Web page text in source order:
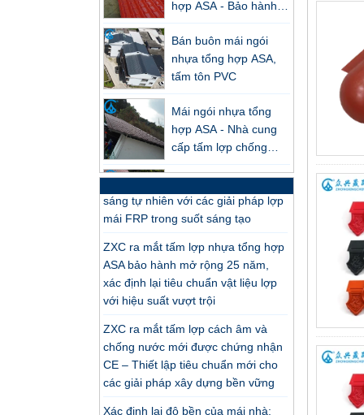
25 năm, được chứng
Bán buôn mái ngói
nhựa tổng hợp ASA,
tấm tôn PVC
Mái ngói nhựa tổng
hợp ASA - Nhà cung
cấp tấm lợp chống
cháy ZXC Phật Sơn
Nhà máy lợp ngói
ASA chuyên nghiệp
Nhà máy sản xuất ngói
nhựa tổng hợp ASA
PVC chuyên nghiệp
Nhà sản xuất Ngói
nhựa PVC ASA tùy
chỉnh tại Trung Quốc
Nhà sản xuất ngói
nhựa tổng hợp ASA
mòn và tuổi thọ cao – Dẫn đầu xu
hướng mới trong công trình xanh
ZXC ra mắt hệ thống máng xối PVC
hiệu suất cao – Giải pháp chống ăn
mòn, bền lâu và tiết kiệm chi phí
cho nhu cầu thoát nước hiện đại
ZXC ra mắt ngói lợp PVC hiệu suất
cao cho công trình xanh toàn cầu
sáng tự nhiên với các giải pháp lợp
mái FRP trong suốt sáng tạo
ZXC ra mắt tấm lợp nhựa tổng hợp
ASA bảo hành mở rộng 25 năm,
xác định lại tiêu chuẩn vật liệu lợp
với hiệu suất vượt trội
ZXC ra mắt tấm lợp cách âm và
chống nước mới được chứng nhận
CE – Thiết lập tiêu chuẩn mới cho
các giải pháp xây dựng bền vững
Xác định lại độ bền của mái nhà: